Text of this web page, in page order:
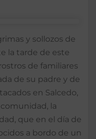
y sollozos de
la tarde de este
de familiares
de su padre y de
en Salcedo,
la
que en el día de
a bordo de un